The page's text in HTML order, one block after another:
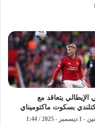
الإيطالي يتعاقد مع
بسكوت ماكتوميناي
الإثنين - 1 ديسمبر - 2025 / 1:44